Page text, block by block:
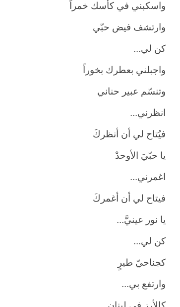
واسكبني في كأسك خمراً
وارتشف فيض حبّي
كن لي...
واجبلني بعطرك بخوراً
وتنسّم عبير حناني
انظرني...
فيُتاح لي أن أنظركَ
يا حبّيَ الأوحدْ
اغمرني...
فيتاح لي أن أغمركَ
يا نور عينيَّ...
كن لي...
كجناحيّ طيرٍ
وارتفع بي...